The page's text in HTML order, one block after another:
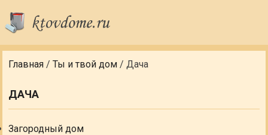
Главная /Ты и твой дом /Дача
ДАЧА
Загородный дом